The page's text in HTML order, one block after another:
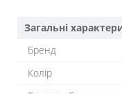
Загальні
Бренд
Колір